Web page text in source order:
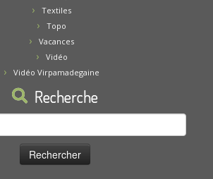
Textiles
Topo
Vacances
Vidéo
Vidéo Virpamadegaine
Recherche